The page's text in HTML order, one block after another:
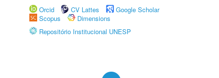
Orcid
CV Lattes
Google Scholar
Scopus
Dimensions
Repositório Institucional UNESP